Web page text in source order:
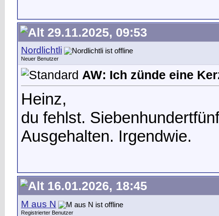
29.11.2025, 09:53
Nordlichtli
Neuer Benutzer
AW: Ich zünde eine
Heinz,
du fehlst.
Ausgehalten. Irgendwie.
16.01.2026, 18:45
M aus N
Registrierter Benutzer